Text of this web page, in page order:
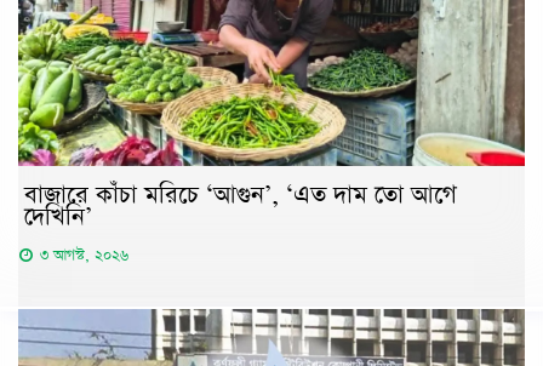
বাজারে কাঁচা মরিচে ‘আগুন’, ‘এত দাম তো আগে
দেখিনি’
৩ আগস্ট, ২০২৬